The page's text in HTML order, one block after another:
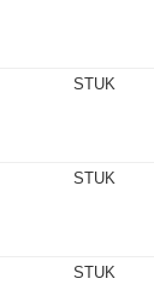
STUK
STUK
STUK